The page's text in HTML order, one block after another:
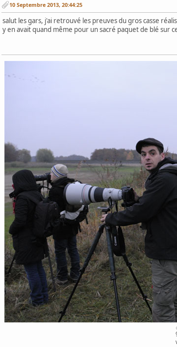
10 Septembre 2013, 20:44:25
salut les gars, j'ai retrouvé les preuves du gros casse
y en avait quand même pour un sacré paquet de blé sur